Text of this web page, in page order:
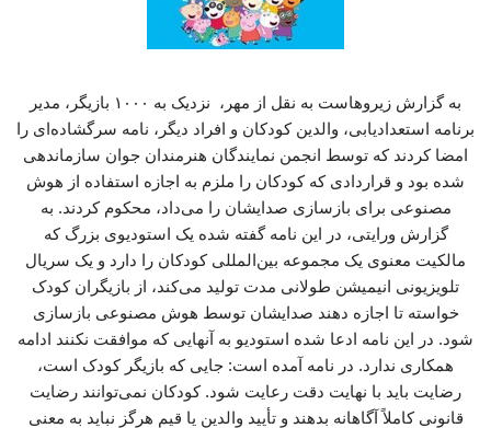
به گزارش زیروهاست به نقل از مهر، نزدیک به ۱۰۰۰ بازیگر، مدیر
برنامه استعدادیابی، والدین کودکان و افراد دیگر، نامه سرگشاده‌ای را
امضا کردند که توسط انجمن نمایندگان هنرمندان جوان سازماندهی
شده بود و قراردادی که کودکان را ملزم به اجازه استفاده از هوش
مصنوعی برای بازسازی صدایشان را می‌داد، محکوم کردند. به
گزارش ورایتی، در این نامه گفته شده یک استودیوی بزرگ که
مالکیت معنوی یک مجموعه بین‌المللی کودکان را دارد و یک سریال
تلویزیونی انیمیشن طولانی مدت تولید می‌کند، از بازیگران کودک
خواسته تا اجازه دهند صدایشان توسط هوش مصنوعی بازسازی
شود. در این نامه ادعا شده استودیو به آنهایی که موافقت نکنند ادامه
همکاری ندارد. در نامه آمده است: جایی که بازیگر کودک است،
رضایت باید با نهایت دقت رعایت شود. کودکان نمی‌توانند رضایت
قانونی کاملاً آگاهانه بدهند و تأیید والدین یا قیم هرگز نباید به معنی